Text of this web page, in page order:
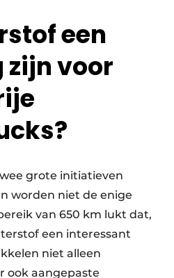
een
voor
grote initiatieven
worden niet de enige
van 650 km lukt dat,
een interessant
niet alleen
ook aangepaste